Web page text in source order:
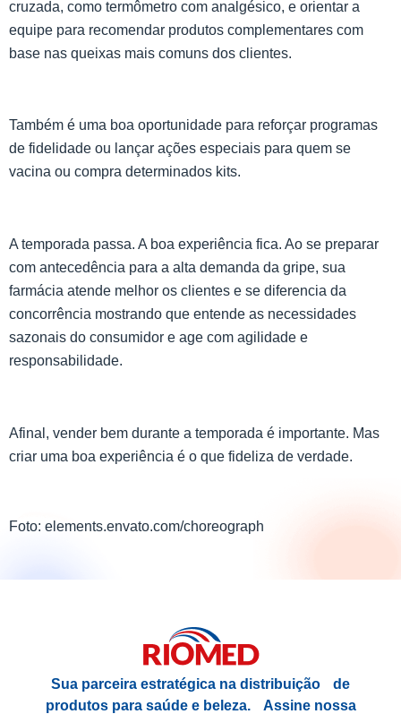
cruzada, como termômetro com analgésico, e orientar a
equipe para recomendar produtos complementares com
base nas queixas mais comuns dos clientes.
Também é uma boa oportunidade para reforçar programas
de fidelidade ou lançar ações especiais para quem se
vacina ou compra determinados kits.
A temporada passa. A boa experiência fica. Ao se preparar
com antecedência para a alta demanda da gripe, sua
farmácia atende melhor os clientes e se diferencia da
concorrência mostrando que entende as necessidades
sazonais do consumidor e age com agilidade e
responsabilidade.
Afinal, vender bem durante a temporada é importante. Mas
criar uma boa experiência é o que fideliza de verdade.
Foto: elements.envato.com/choreograph
Sua parceira estratégica na distribuição de
produtos para saúde e beleza. Assine nossa